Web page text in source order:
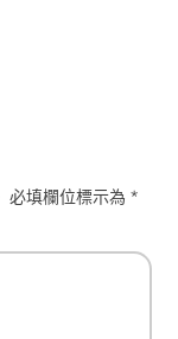
必填欄位標示為*